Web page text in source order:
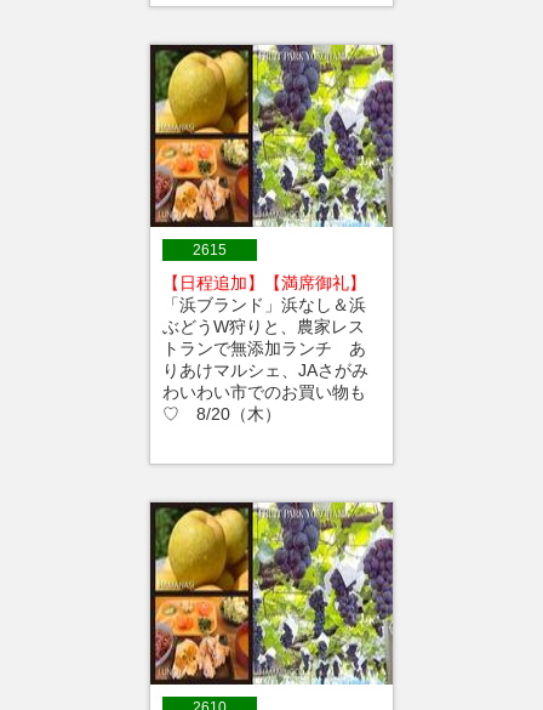
2615
【日程追加】【満席御礼】
「浜ブランド」浜なし＆浜
ぶどうW狩りと、農家レス
トランで無添加ランチ あ
りあけマルシェ、JAさがみ
わいわい市でのお買い物も
♡ 8/20（木）